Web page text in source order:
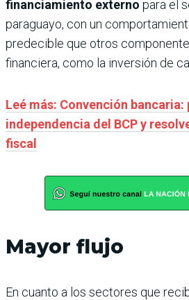
financiamiento externo para el
paraguayo, con un
predecible que otros
financiera, como la inversión de
Leé más: Convención
independencia del BCP y
fiscal
Mayor flujo
En cuanto a los sectores que